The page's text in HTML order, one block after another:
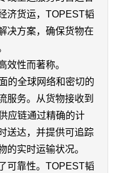
济货运，TOPEST韬
决方案，确保货物在
效性而著称。
的全球网络和密切的
服务。从货物接收到
应链通过精确的计
送达，并提供可追踪
的实时运输状况。
可靠性。TOPEST韬